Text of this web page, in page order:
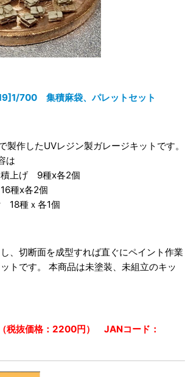
700 集積麻袋、パレットセット
製作したUVレジン製ガレージキットです。
は
積上げ 9種x各2個
種x各2個
18種ｘ各1個
、切断面を成型すれば直ぐにペイント作業
トです。 本商品は未塗装、未組立のキッ
税抜価格：2200円） JANコード：